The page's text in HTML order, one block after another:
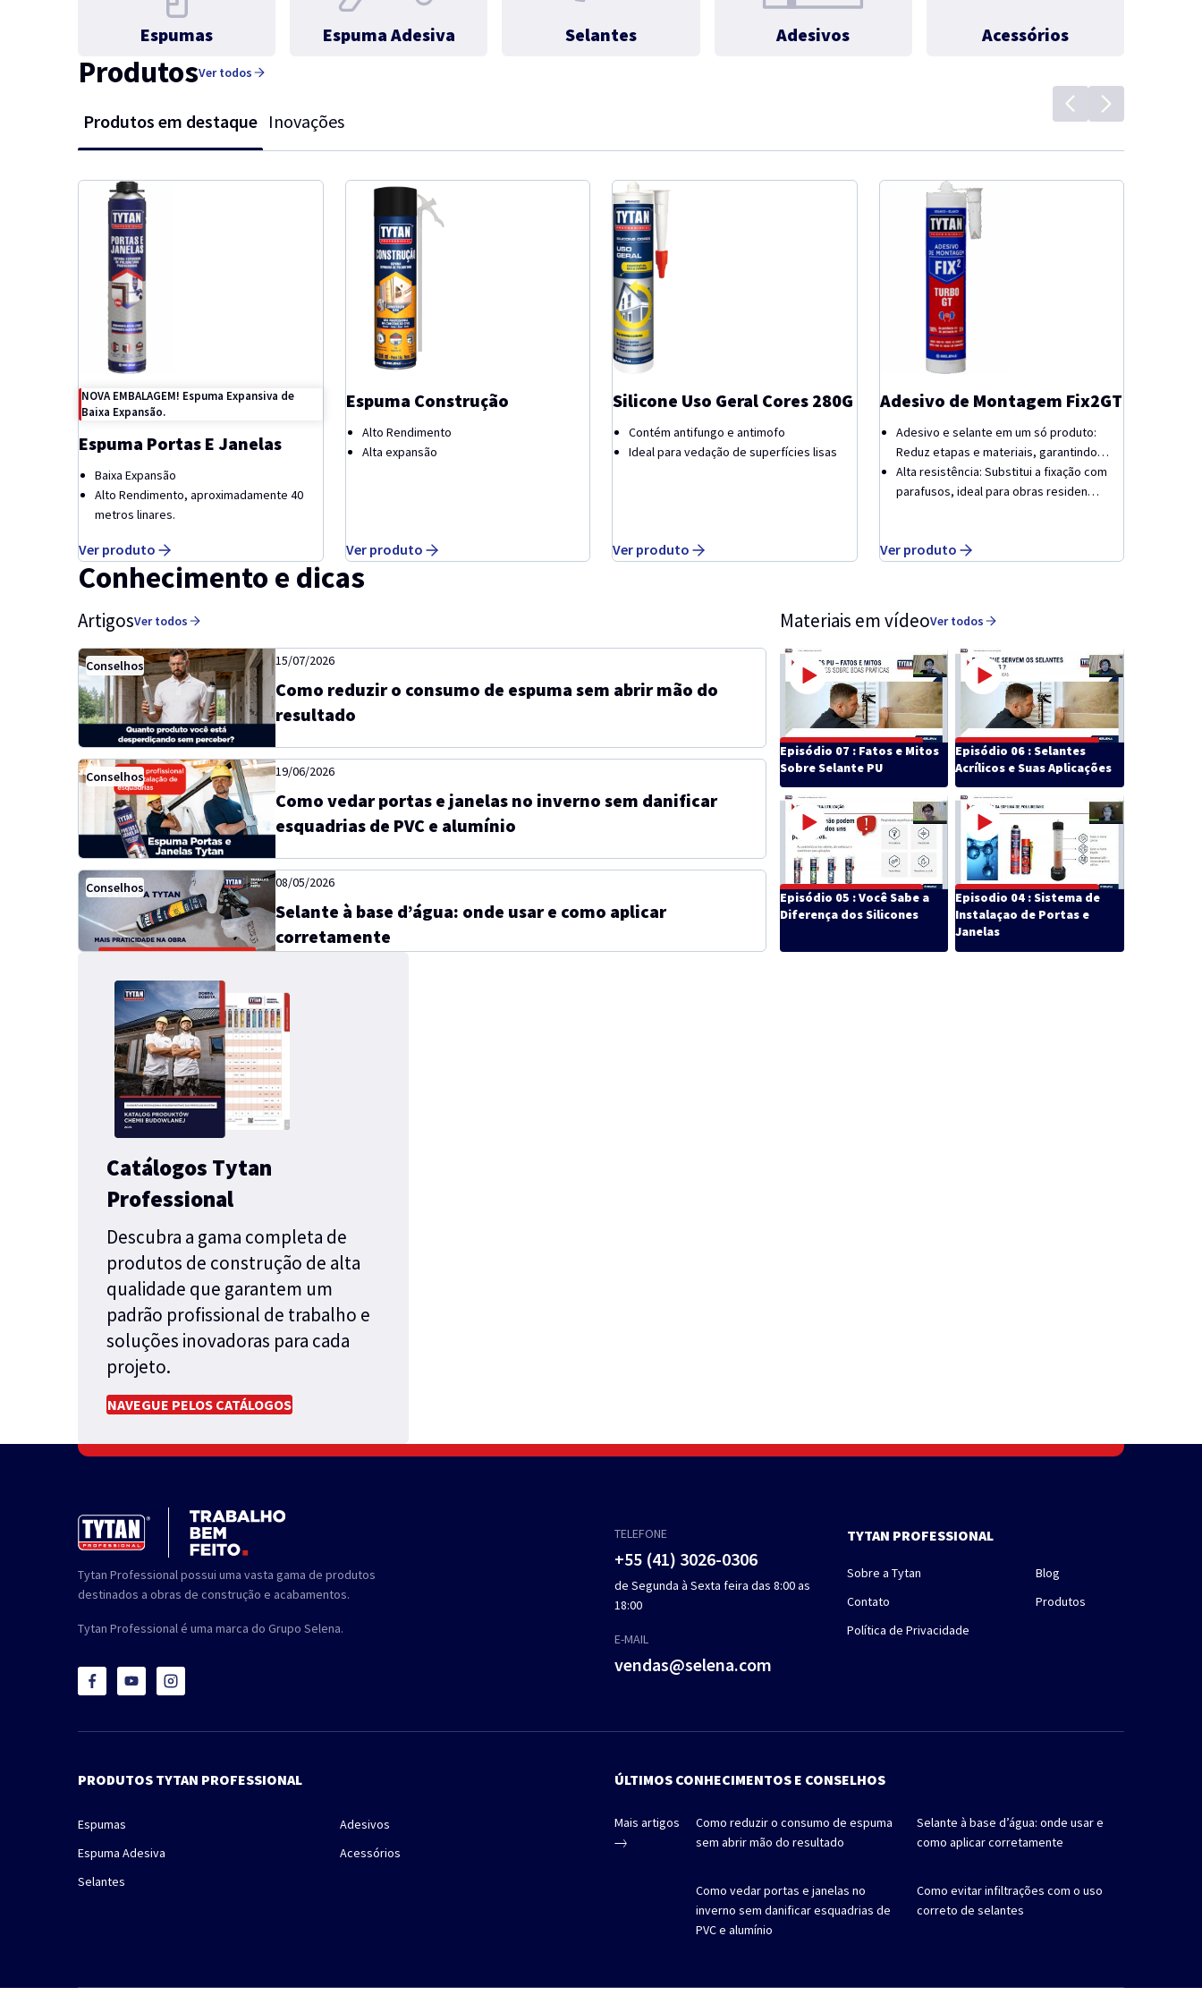
Espumas Espuma Adesiva Selantes Adesivos Acessórios
ProdutosVer todos
Produtos em destaque Inovações
NOVA EMBALAGEM! Espuma Expansiva de
Baixa Expansão.
Espuma Portas E Janelas
Baixa Expansão
Alto Rendimento, aproximadamente 40
metros linares.
Ver produto
Espuma Construção
Alto Rendimento
Alta expansão
Ver produto
Silicone Uso Geral Cores 280G
Contém antifungo e antimofo
Ideal para vedação de superfícies lisas
Ver produto
Adesivo de Montagem Fix2GT
Adesivo e selante em um só produto:
Reduz etapas e materiais, garantindo
fixa…
Alta resistência: Substitui a fixação com
parafusos, ideal para obras residen…
Ver produto
Conhecimento e dicas
ArtigosVer todos
Conselhos 15/07/2026
Como reduzir o consumo de espuma sem abrir mão do
resultado
Conselhos 19/06/2026
Como vedar portas e janelas no inverno sem danificar
esquadrias de PVC e alumínio
Conselhos 08/05/2026
Selante à base d’água: onde usar e como aplicar
corretamente
Materiais em vídeoVer todos
Episódio 07 : Fatos e Mitos
Sobre Selante PU
Episódio 06 : Selantes
Acrílicos e Suas Aplicações
Episódio 05 : Você Sabe a
Diferença dos Silicones
Episodio 04 : Sistema de
Instalaçao de Portas e
Janelas
Catálogos Tytan
Professional
Descubra a gama completa de
produtos de construção de alta
qualidade que garantem um
padrão profissional de trabalho e
soluções inovadoras para cada
projeto.
NAVEGUE PELOS CATÁLOGOS
Tytan Professional possui uma vasta gama de produtos
destinados a obras de construção e acabamentos.
Tytan Professional é uma marca do Grupo Selena.
TELEFONE
+55 (41) 3026-0306
de Segunda à Sexta feira das 8:00 as
18:00
E-MAIL
vendas@selena.com
TYTAN PROFESSIONAL
Sobre a Tytan
Contato
Política de Privacidade
Blog
Produtos
PRODUTOS TYTAN PROFESSIONAL
Espumas
Espuma Adesiva
Selantes
Adesivos
Acessórios
ÚLTIMOS CONHECIMENTOS E CONSELHOS
Mais artigos
Como reduzir o consumo de espuma
sem abrir mão do resultado
Como vedar portas e janelas no
inverno sem danificar esquadrias de
PVC e alumínio
Selante à base d’água: onde usar e
como aplicar corretamente
Como evitar infiltrações com o uso
correto de selantes